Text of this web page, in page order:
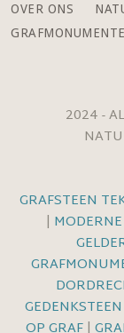
OVER ONS
2024 -
GRAFSTEEN
|